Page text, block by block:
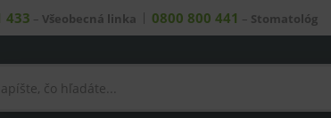
433 – Všeobecná linka 0800 800 441 – Stomatológ